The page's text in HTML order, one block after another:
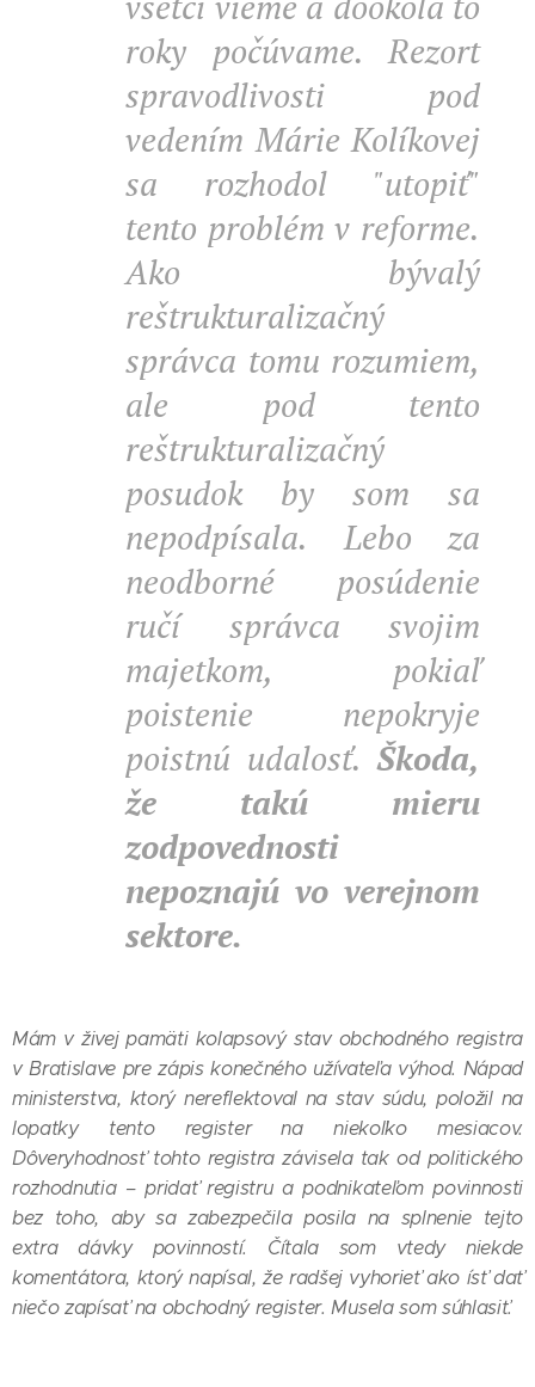
roky počúvame. Rezort
spravodlivosti pod
vedením Márie Kolíkovej
sa rozhodol "utopiť"
tento problém v reforme.
Ako bývalý
reštrukturalizačný
správca tomu rozumiem,
ale pod tento
reštrukturalizačný
posudok by som sa
nepodpísala. Lebo za
neodborné posúdenie
ručí správca svojim
majetkom, pokiaľ
poistenie nepokryje
poistnú udalosť. Škoda,
že takú mieru
zodpovednosti
nepoznajú vo verejnom
sektore.
Mám v živej pamäti kolapsový stav obchodného registra
v Bratislave pre zápis konečného užívateľa výhod. Nápad
ministerstva, ktorý nereflektoval na stav súdu, položil na
lopatky tento register na niekoľko mesiacov.
Dôveryhodnosť tohto registra závisela tak od politického
rozhodnutia – pridať registru a podnikateľom povinnosti
bez toho, aby sa zabezpečila posila na splnenie tejto
extra dávky povinností. Čítala som vtedy niekde
komentátora, ktorý napísal, že radšej vyhorieť ako ísť dať
niečo zapísať na obchodný register. Musela som súhlasiť.